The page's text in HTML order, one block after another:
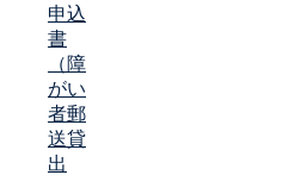
申込
書
（障
がい
者郵
送貸
出